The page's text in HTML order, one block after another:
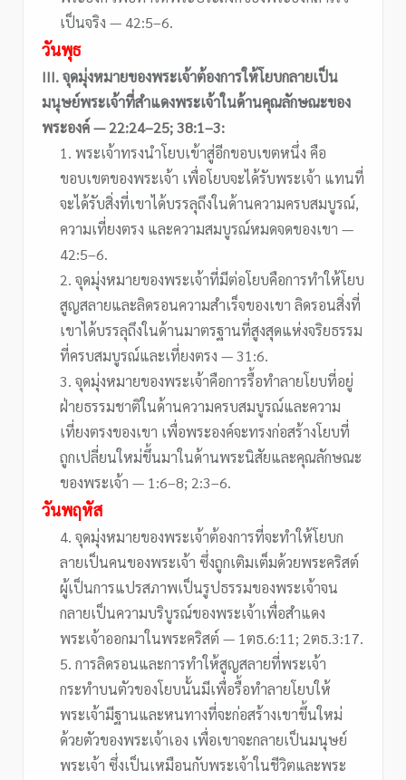
เป็นจริง — 42:5–6.
วันพุธ
III. จุดมุ่งหมายของพระเจ้าต้องการให้โยบกลายเป็น
มนุษย์พระเจ้าที่สำแดงพระเจ้าในด้านคุณลักษณะของ
พระองค์ — 22:24–25; 38:1–3:
1. พระเจ้าทรงนำโยบเข้าสู่อีกขอบเขตหนึ่ง คือ
ขอบเขตของพระเจ้า เพื่อโยบจะได้รับพระเจ้า แทนที่
จะได้รับสิ่งที่เขาได้บรรลุถึงในด้านความครบสมบูรณ์,
ความเที่ยงตรง และความสมบูรณ์หมดจดของเขา —
42:5–6.
2. จุดมุ่งหมายของพระเจ้าที่มีต่อโยบคือการทำให้โยบ
สูญสลายและลิดรอนความสำเร็จของเขา ลิดรอนสิ่งที่
เขาได้บรรลุถึงในด้านมาตรฐานที่สูงสุดแห่งจริยธรรม
ที่ครบสมบูรณ์และเที่ยงตรง — 31:6.
3. จุดมุ่งหมายของพระเจ้าคือการรื้อทำลายโยบที่อยู่
ฝ่ายธรรมชาติในด้านความครบสมบูรณ์และความ
เที่ยงตรงของเขา เพื่อพระองค์จะทรงก่อสร้างโยบที่
ถูกเปลี่ยนใหม่ขึ้นมาในด้านพระนิสัยและคุณลักษณะ
ของพระเจ้า — 1:6–8; 2:3–6.
วันพฤหัส
4. จุดมุ่งหมายของพระเจ้าต้องการที่จะทำให้โยบก
ลายเป็นคนของพระเจ้า ซึ่งถูกเติมเต็มด้วยพระคริสต์
ผู้เป็นการแปรสภาพเป็นรูปธรรมของพระเจ้าจน
กลายเป็นความบริบูรณ์ของพระเจ้าเพื่อสำแดง
พระเจ้าออกมาในพระคริสต์ — 1ตธ.6:11; 2ตธ.3:17.
5. การลิดรอนและการทำให้สูญสลายที่พระเจ้า
กระทำบนตัวของโยบนั้นมีเพื่อรื้อทำลายโยบให้
พระเจ้ามีฐานและหนทางที่จะก่อสร้างเขาขึ้นใหม่
ด้วยตัวของพระเจ้าเอง เพื่อเขาจะกลายเป็นมนุษย์
พระเจ้า ซึ่งเป็นเหมือนกับพระเจ้าในชีวิตและพระ